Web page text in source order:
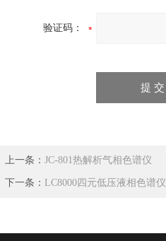
验证码：
上一条：JC-801热解析气相色谱仪
下一条： LC8000四元低压液相色谱仪